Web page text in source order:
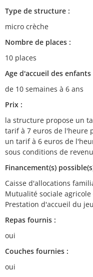
Type de structure :
micro crèche
Nombre de places :
10 places
Age d'accueil des enfants
de 10 semaines à 6 ans
Prix :
la structure propose un
tarif à 7 euros de l'heure
un tarif à 6 euros de
sous conditions de
Financement(s)
Caisse d'allocations
Mutualité sociale agricole
Prestation d'accueil du
Repas fournis :
oui
Couches fournies :
oui